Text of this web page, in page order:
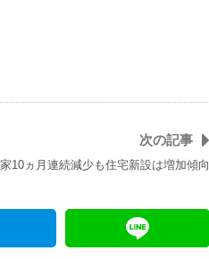
次の記事
10ヵ月連続減少も住宅新設は増加傾向